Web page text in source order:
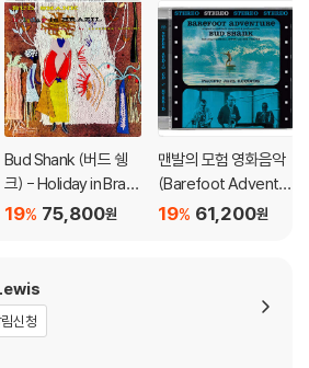
상이 없는 경우 반품/교환이 제한될 수 있습니
기기 모델명을 첨부하여 첨부하여 고객센터에
재킷에 손상이 발생할 가능성이 높고 재판매
부탁드립니다.
Bud Shank (버드 쉥
크) - Holiday in Brazil
[LP] 75,800원
19%
맨발의 모험 영화음악
(Barefoot Adventur
e OST)61,200원
19%
신청